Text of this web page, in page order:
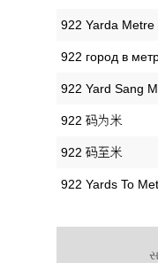
‎922 Yarda Metre
‎922 город в
‎922 Yard Sang
‎922 码为米
‎922 码至米
‎922 Yards To